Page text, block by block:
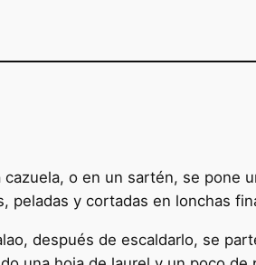
cazuela, o en un sartén, se pone
peladas y cortadas en lonchas
después de escaldarlo, se